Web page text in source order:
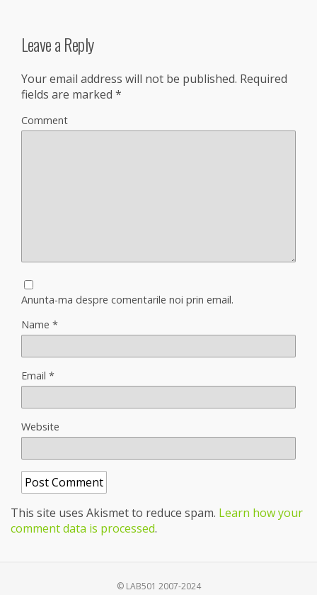
Leave a Reply
Your email address will not be published. Required
fields are marked *
Comment
Anunta-ma despre comentarile noi prin email.
Name *
Email *
Website
This site uses Akismet to reduce spam. Learn how your
comment data is processed.
© LAB501 2007-2024